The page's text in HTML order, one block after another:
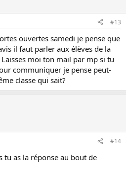
#13
ouvertes samedi je pense que
il faut parler aux élèves de la
moi ton mail par mp si tu
communiquer je pense peut-
classe qui sait?
#14
tu as la réponse au bout de